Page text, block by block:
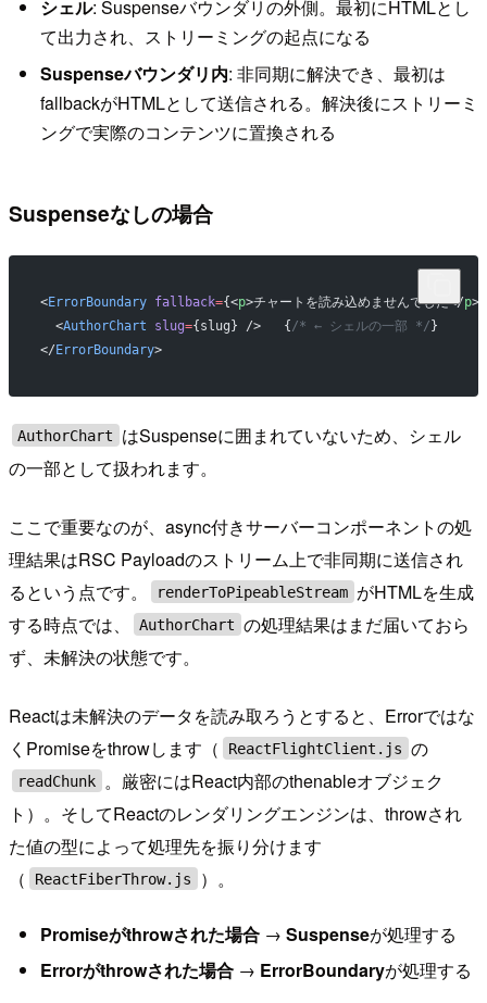
シェル: Suspenseバウンダリの外側。最初にHTMLとし
て出力され、ストリーミングの起点になる
Suspenseバウンダリ内: 非同期に解決でき、最初は
fallbackがHTMLとして送信される。解決後にストリーミ
ングで実際のコンテンツに置換される
Suspenseなしの場合
<ErrorBoundary fallback={<p>チャートを読み込めませんでした</p
  <
AuthorChart slug={slug} />   {/* ← シェルの一部 */}
</ErrorBoundary>
AuthorChart
はSuspenseに囲まれていないため、シェル
の一部として扱われます。
ここで重要なのが、async付きサーバーコンポーネントの処
理結果はRSC Payloadのストリーム上で非同期に送信され
るという点です。
renderToPipeableStream がHTMLを生成
する時点では、
AuthorChart の処理結果はまだ届いておら
ず、未解決の状態です。
Reactは未解決のデータを読み取ろうとすると、Errorではな
くPromiseをthrowします（
ReactFlightClient.js の
readChunk 。厳密にはReact内部のthenableオブジェク
ト）。そしてReactのレンダリングエンジンは、throwされ
た値の型によって処理先を振り分けます
（
ReactFiberThrow.js ）。
Promiseがthrowされた場合→ Suspenseが処理する
Errorがthrowされた場合→ ErrorBoundaryが処理する